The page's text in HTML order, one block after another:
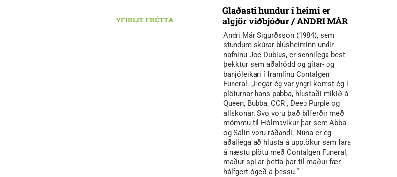
YFIRLIT FRÉTTA
Glaðasti hundur í heimi er
algjör viðbjóður / ANDRI MÁR
Andri Már Sigurðsson (1984), sem
stundum skúrar blúsheiminn undir
nafninu Joe Dubius, er sennilega best
þekktur sem aðalrödd og gítar- og
banjóleikari í framlínu Contalgen
Funeral. „Þegar ég var yngri komst ég í
plöturnar hans pabba, hlustaði mikið á
Queen, Bubba, CCR , Deep Purple og
allskonar. Svo voru það bílferðir með
mömmu til Hólmavíkur þar sem Abba
og Sálin voru ráðandi. Núna er ég
aðallega að hlusta á upptökur sem fara
á næstu plötu með Contalgen Funeral,
maður spilar þetta þar til maður fær
hálfgert ógeð á þessu.“